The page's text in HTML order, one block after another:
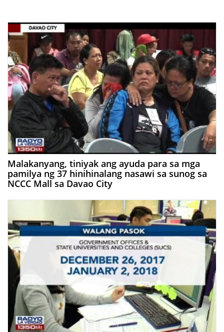
Malakanyang, tiniyak ang ayuda para sa mga
pamilya ng 37 hinihinalang nasawi sa sunog sa
NCCC Mall sa Davao City